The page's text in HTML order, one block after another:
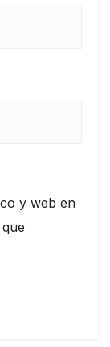
y web en